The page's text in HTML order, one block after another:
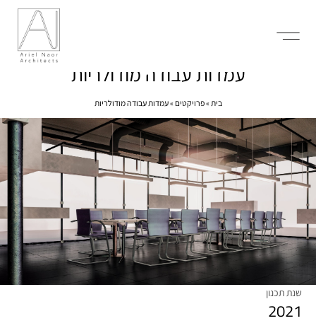
עמדות עבודה מודולריות
בית»פרויקטים»עמדות עבודה מודולריות
שנת תכנון
2021